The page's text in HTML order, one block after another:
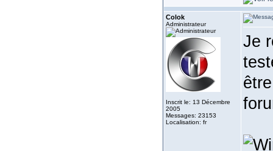
Colok
Administrateur
Inscrit le: 13 Décembre
2005
Messages: 23153
Localisation: fr
Je